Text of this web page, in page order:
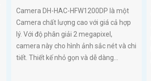
Camera DH-HAC-HFW1200DP là một
Camera chất lượng cao với giá cả hợp
lý. Với độ phân giải 2 megapixel,
camera này cho hình ảnh sắc nét và chi
tiết. Thiết kế nhỏ gọn và dễ dàng...